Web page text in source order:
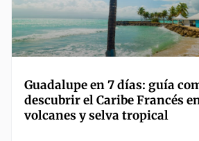
Guadalupe en 7 días: guía
descubrir el Caribe Francés
volcanes y selva tropical